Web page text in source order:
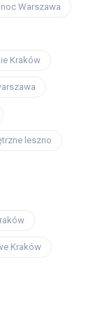
Warszawa
Kraków
leszno
Kraków